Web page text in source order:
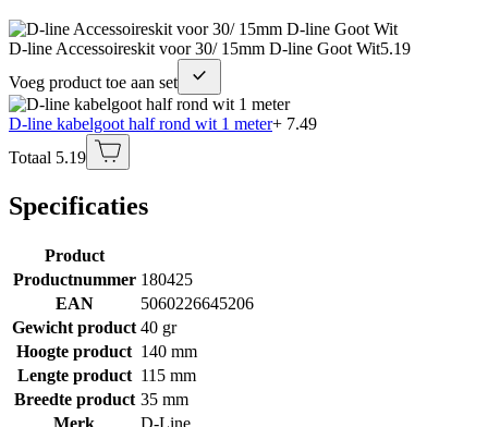
D-line Accessoireskit voor 30/ 15mm D-line Goot Wit5.19
Voeg product toe aan set
D-line kabelgoot half rond wit 1 meter+ 7.49
Totaal 5.19
Specificaties
Product
Productnummer 180425
EAN
5060226645206
Gewicht product 40 gr
Hoogte product 140 mm
Lengte product 115 mm
Breedte product 35 mm
Merk
D-Line